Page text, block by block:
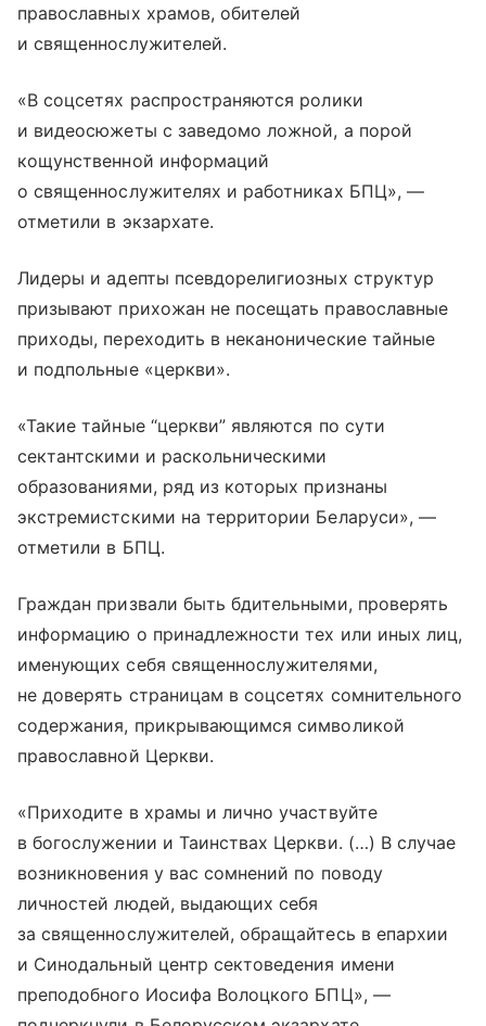
православных храмов, обителей
и священнослужителей.
«В соцсетях распространяются ролики
и видеосюжеты с заведомо ложной, а порой
кощунственной информаций
о священнослужителях и работниках БПЦ», —
отметили в экзархате.
Лидеры и адепты псевдорелигиозных структур
призывают прихожан не посещать православные
приходы, переходить в неканонические тайные
и подпольные «церкви».
«Такие тайные “церкви” являются по сути
сектантскими и раскольническими
образованиями, ряд из которых признаны
экстремистскими на территории Беларуси», —
отметили в БПЦ.
Граждан призвали быть бдительными, проверять
информацию о принадлежности тех или иных лиц,
именующих себя священнослужителями,
не доверять страницам в соцсетях сомнительного
содержания, прикрывающимся символикой
православной Церкви.
«Приходите в храмы и лично участвуйте
в богослужении и Таинствах Церкви. (…) В случае
возникновения у вас сомнений по поводу
личностей людей, выдающих себя
за священнослужителей, обращайтесь в епархии
и Синодальный центр сектоведения имени
преподобного Иосифа Волоцкого БПЦ», —